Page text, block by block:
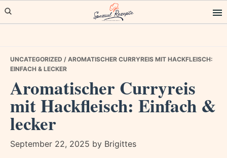
Skip
to
Skip
to
Skip
to
UNCATEGORIZED / AROMATISCHER CURRYREIS MIT HACKFLEISCH:
EINFACH & LECKER
Aromatischer Curryreis
mit Hackfleisch: Einfach &
lecker
September 22, 2025 by Brigittes